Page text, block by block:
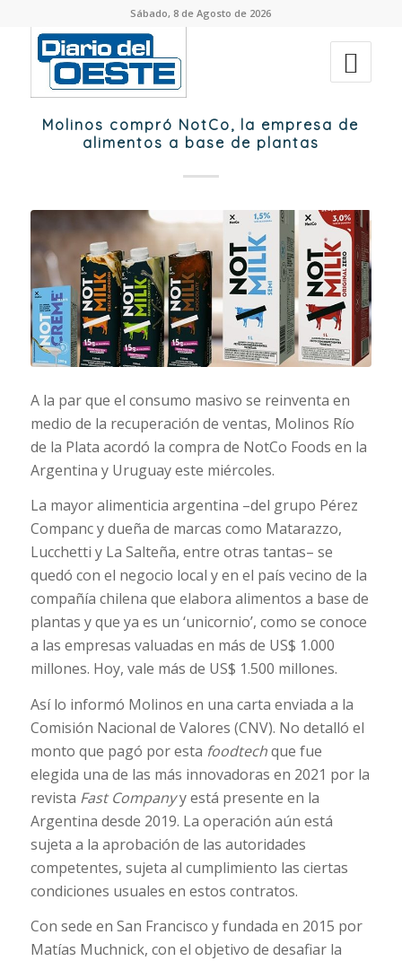
Sábado, 8 de Agosto de 2026
Molinos compró NotCo, la empresa de
alimentos a base de plantas
A la par que el consumo masivo se reinventa en
medio de la recuperación de ventas, Molinos Río
de la Plata acordó la compra de NotCo Foods en la
Argentina y Uruguay este miércoles.
La mayor alimenticia argentina –del grupo Pérez
Companc y dueña de marcas como Matarazzo,
Lucchetti y La Salteña, entre otras tantas– se
quedó con el negocio local y en el país vecino de la
compañía chilena que elabora alimentos a base de
plantas y que ya es un ‘unicornio’, como se conoce
a las empresas valuadas en más de US$ 1.000
millones. Hoy, vale más de US$ 1.500 millones.
Así lo informó Molinos en una carta enviada a la
Comisión Nacional de Valores (CNV). No detalló el
monto que pagó por esta foodtechque fue
elegida una de las más innovadoras en 2021 por la
revista Fast Companyy está presente en la
Argentina desde 2019. La operación aún está
sujeta a la aprobación de las autoridades
competentes, sujeta al cumplimiento las ciertas
condiciones usuales en estos contratos.
Con sede en San Francisco y fundada en 2015 por
Matías Muchnick, con el objetivo de desafiar la